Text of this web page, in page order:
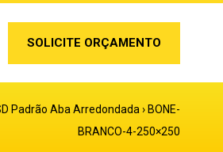
SOLICITE ORÇAMENTO
Padrão Aba Arredondada › BONE-
BRANCO-4-250×250